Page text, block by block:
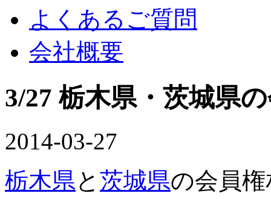
よくあるご質問
会社概要
3/27 栃木県・茨城県
2014-03-27
栃木県と 茨城県の会員